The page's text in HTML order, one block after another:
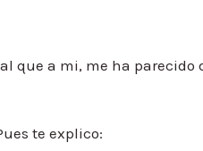
que a mi, me ha parecido
te explico: